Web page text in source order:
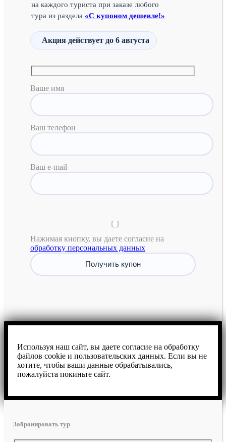
на каждого туриста при заказе любого
тура из раздела «С купоном дешевле!»
Акция действует до 6 августа
Ваше имя
Ваш телефон
Ваш e-mail
Нажимая кнопку, вы даете согласие на
обработку персональных данных
Используя наш сайт, вы даете согласие на обработку
файлов cookie и пользовательских данных. Если вы не
хотите, чтобы ваши данные обрабатывались,
пожалуйста покиньте сайт.
Забронировать тур